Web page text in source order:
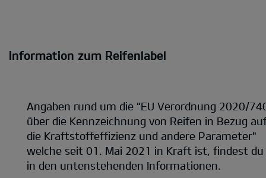
Information zum Reifenlabel
Angaben rund um die "EU Verordnung 2020/
über die Kennzeichnung von Reifen in Bezug
die Kraftstoffeffizienz und andere Parameter"
welche seit 01. Mai 2021 in Kraft ist, findest du
in den untenstehenden Informationen.